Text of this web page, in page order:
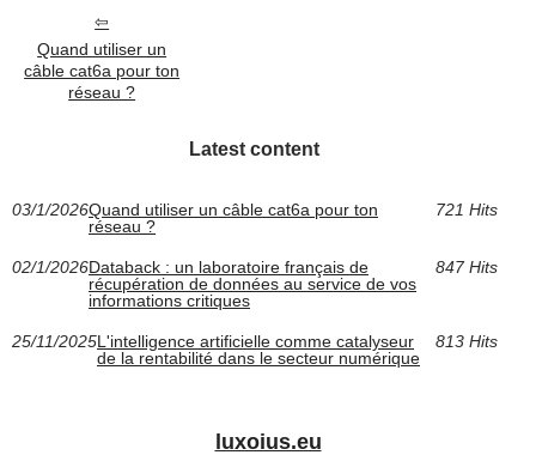
Quand utiliser un
câble cat6a pour ton
réseau ?
Latest content
03/1/2026Quand utiliser un câble cat6a pour ton
réseau ?
721 Hits
02/1/2026Databack : un laboratoire français de
récupération de données au service de vos
informations critiques
847 Hits
25/11/2025L'intelligence artificielle comme catalyseur
de la rentabilité dans le secteur numérique
813 Hits
luxoius.eu